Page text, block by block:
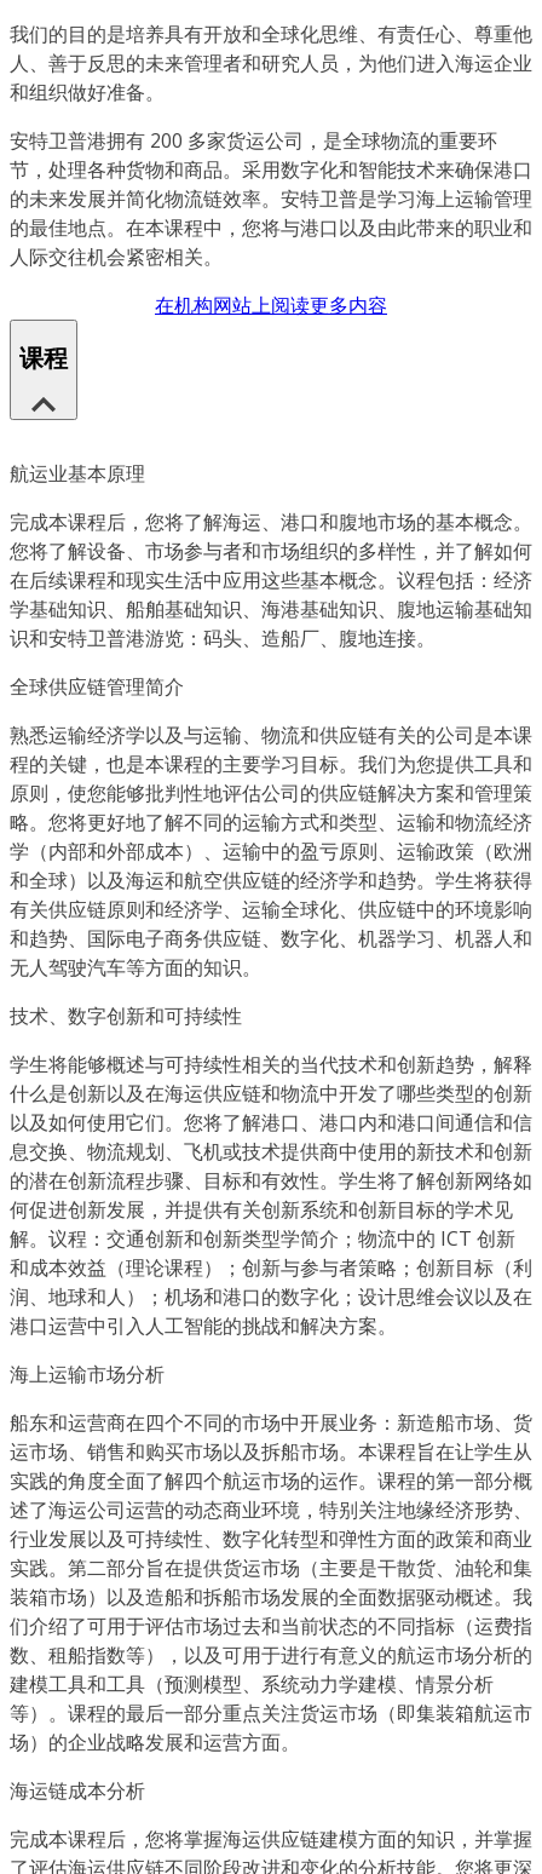
我们的目的是培养具有开放和全球化思维、有责任心、尊重他
人、善于反思的未来管理者和研究人员，为他们进入海运企业
和组织做好准备。
安特卫普港拥有 200 多家货运公司，是全球物流的重要环
节，处理各种货物和商品。采用数字化和智能技术来确保港口
的未来发展并简化物流链效率。安特卫普是学习海上运输管理
的最佳地点。在本课程中，您将与港口以及由此带来的职业和
人际交往机会紧密相关。
在机构网站上阅读更多内容
课程
航运业基本原理
完成本课程后，您将了解海运、港口和腹地市场的基本概念。
您将了解设备、市场参与者和市场组织的多样性，并了解如何
在后续课程和现实生活中应用这些基本概念。议程包括：经济
学基础知识、船舶基础知识、海港基础知识、腹地运输基础知
识和安特卫普港游览：码头、造船厂、腹地连接。
全球供应链管理简介
熟悉运输经济学以及与运输、物流和供应链有关的公司是本课
程的关键，也是本课程的主要学习目标。我们为您提供工具和
原则，使您能够批判性地评估公司的供应链解决方案和管理策
略。您将更好地了解不同的运输方式和类型、运输和物流经济
学（内部和外部成本）、运输中的盈亏原则、运输政策（欧洲
和全球）以及海运和航空供应链的经济学和趋势。学生将获得
有关供应链原则和经济学、运输全球化、供应链中的环境影响
和趋势、国际电子商务供应链、数字化、机器学习、机器人和
无人驾驶汽车等方面的知识。
技术、数字创新和可持续性
学生将能够概述与可持续性相关的当代技术和创新趋势，解释
什么是创新以及在海运供应链和物流中开发了哪些类型的创新
以及如何使用它们。您将了解港口、港口内和港口间通信和信
息交换、物流规划、飞机或技术提供商中使用的新技术和创新
的潜在创新流程步骤、目标和有效性。学生将了解创新网络如
何促进创新发展，并提供有关创新系统和创新目标的学术见
解。议程：交通创新和创新类型学简介；物流中的 ICT 创新
和成本效益（理论课程）；创新与参与者策略；创新目标（利
润、地球和人）；机场和港口的数字化；设计思维会议以及在
港口运营中引入人工智能的挑战和解决方案。
海上运输市场分析
船东和运营商在四个不同的市场中开展业务：新造船市场、货
运市场、销售和购买市场以及拆船市场。本课程旨在让学生从
实践的角度全面了解四个航运市场的运作。课程的第一部分概
述了海运公司运营的动态商业环境，特别关注地缘经济形势、
行业发展以及可持续性、数字化转型和弹性方面的政策和商业
实践。第二部分旨在提供货运市场（主要是干散货、油轮和集
装箱市场）以及造船和拆船市场发展的全面数据驱动概述。我
们介绍了可用于评估市场过去和当前状态的不同指标（运费指
数、租船指数等），以及可用于进行有意义的航运市场分析的
建模工具和工具（预测模型、系统动力学建模、情景分析
等）。课程的最后一部分重点关注货运市场（即集装箱航运市
场）的企业战略发展和运营方面。
海运链成本分析
完成本课程后，您将掌握海运供应链建模方面的知识，并掌握
了评估海运供应链不同阶段改进和变化的分析技能。您将更深